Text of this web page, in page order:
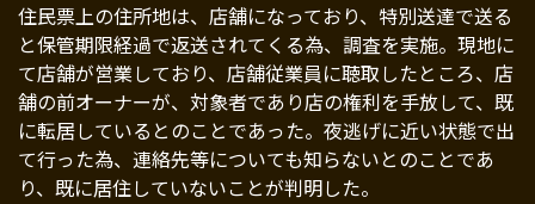
住民票上の住所地は、店舗になっており、特別送達で送る
と保管期限経過で返送されてくる為、調査を実施。現地に
て店舗が営業しており、店舗従業員に聴取したところ、店
舗の前オーナーが、対象者であり店の権利を手放して、既
に転居しているとのことであった。夜逃げに近い状態で出
て行った為、連絡先等についても知らないとのことであ
り、既に居住していないことが判明した。